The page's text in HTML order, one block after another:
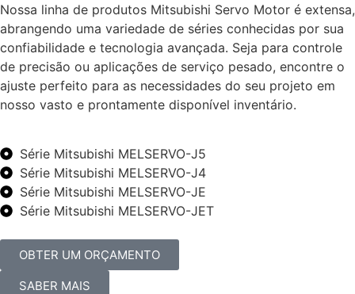
Nossa linha de produtos Mitsubishi Servo Motor é extensa,
abrangendo uma variedade de séries conhecidas por sua
confiabilidade e tecnologia avançada. Seja para controle
de precisão ou aplicações de serviço pesado, encontre o
ajuste perfeito para as necessidades do seu projeto em
nosso vasto e prontamente disponível inventário.
Série Mitsubishi MELSERVO-J5
Série Mitsubishi MELSERVO-J4
Série Mitsubishi MELSERVO-JE
Série Mitsubishi MELSERVO-JET
OBTER UM ORÇAMENTO
SABER MAIS